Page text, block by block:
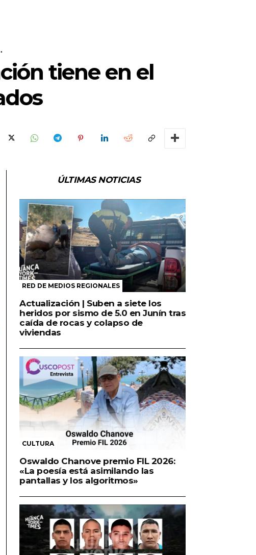
tiene en el
ÚLTIMAS NOTICIAS
RED DE MEDIOS REGIONALES
Actualización | Suben a siete los
heridos por sismo de 5.0 en Junín tras
caída de rocas y colapso de
viviendas
CULTURA
Oswaldo Chanove premio FIL 2026:
«La poesía está asimilando las
pantallas y los algoritmos»